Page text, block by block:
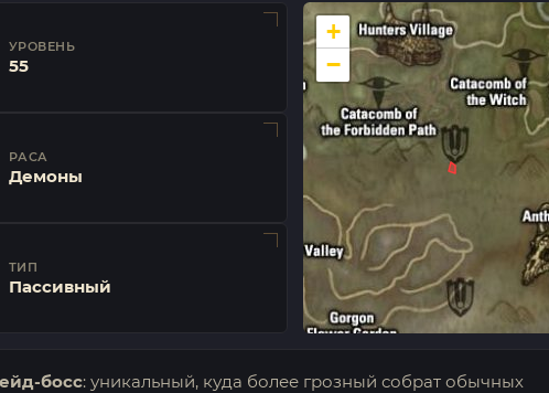
УРОВЕНЬ
55
РАСА
Демоны
ТИП
Пассивный
+
−
босс: уникальный, куда более грозный собрат обычных